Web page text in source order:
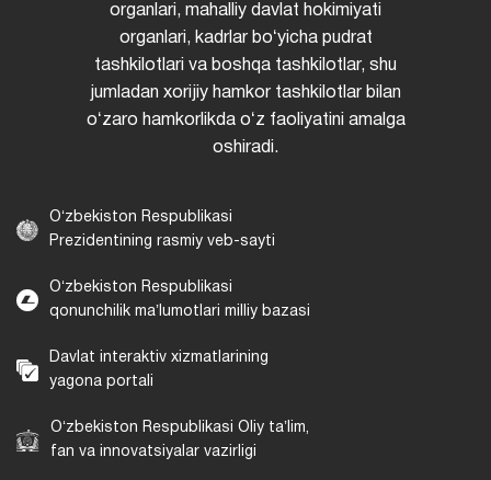
organlari, mahalliy davlat hokimiyati
organlari, kadrlar boʻyicha pudrat
tashkilotlari va boshqa tashkilotlar, shu
jumladan xorijiy hamkor tashkilotlar bilan
oʻzaro hamkorlikda oʻz faoliyatini amalga
oshiradi.
Oʻzbekiston Respublikasi
Prezidentining rasmiy veb-sayti
Oʻzbekiston Respublikasi
qonunchilik maʼlumotlari milliy bazasi
Davlat interaktiv xizmatlarining
yagona portali
Oʻzbekiston Respublikasi Oliy taʼlim,
fan va innovatsiyalar vazirligi